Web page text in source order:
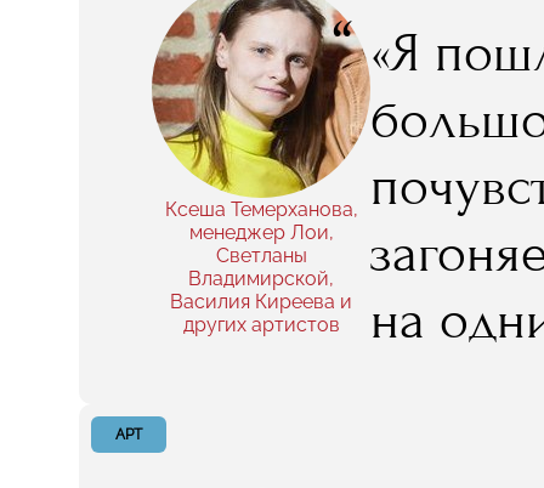
и
Ксеша Темерханова,
менеджер Лои,
Светланы
Владимирской,
Василия Киреева и
других артистов
“ «Я
на
АРТ